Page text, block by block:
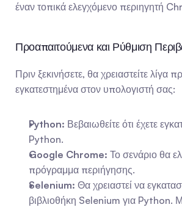
έναν τοπικά ελεγχόμενο περιηγητή
Προαπαιτούμενα και Ρύθμιση
Πριν ξεκινήσετε, θα χρειαστείτε λίγα
εγκατεστημένα στον υπολογιστή σας:
Python: Βεβαιωθείτε ότι έχετε
Python.
Google Chrome: Το σενάριο θα
πρόγραμμα περιήγησης.
Selenium: Θα χρειαστεί να
βιβλιοθήκη Selenium για Python.